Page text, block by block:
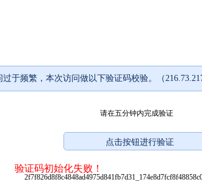
过于频繁，本次访问做以下验证码校验。（
请在五分钟内完成验证
验证码初始化失败！